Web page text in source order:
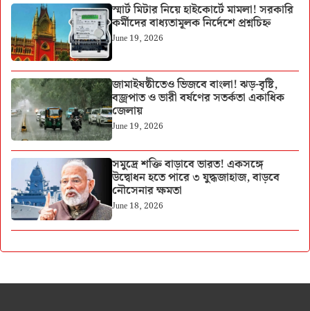
স্মার্ট মিটার নিয়ে হাইকোর্টে মামলা! সরকারি
কর্মীদের বাধ্যতামূলক নির্দেশে প্রশ্নচিহ্ন
June 19, 2026
জামাইষষ্ঠীতেও ভিজবে বাংলা! ঝড়-বৃষ্টি,
বজ্রপাত ও ভারী বর্ষণের সতর্কতা একাধিক
জেলায়
June 19, 2026
সমুদ্রে শক্তি বাড়াবে ভারত! একসঙ্গে
উদ্বোধন হতে পারে ৩ যুদ্ধজাহাজ, বাড়বে
নৌসেনার ক্ষমতা
June 18, 2026